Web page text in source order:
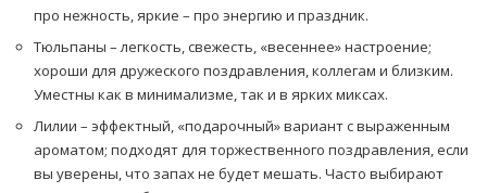
про нежность, яркие – про энергию и праздник.
Тюльпаны – легкость, свежесть, «весеннее» настроение;
хороши для дружеского поздравления, коллегам и близким.
Уместны как в минимализме, так и в ярких миксах.
Лилии – эффектный, «подарочный» вариант с выраженным
ароматом; подходят для торжественного поздравления, если
вы уверены, что запах не будет мешать. Часто выбирают